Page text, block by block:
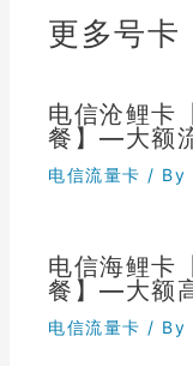
更多号卡
电信沧鲤卡
餐】—大额
电信流量卡 / By
电信海鲤卡
餐】—大额
电信流量卡 / By